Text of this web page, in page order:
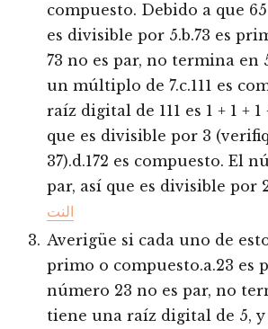
compuesto. Debido a que
es divisible por 5.b.73 es
73 no es par, no termina en
un múltiplo de 7.c.111 es
raíz digital de 111 es 1 + 1 +
que es divisible por 3
37).d.172 es compuesto. El
par, así que es divisible por
النت
Averigüe si cada uno de
primo o compuesto.a.23 es
número 23 no es par, no
tiene una raíz digital de 5, y